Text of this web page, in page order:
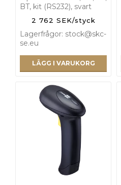
BT, kit (RS232), svart
2 762 SEK/styck
Lagerfrågor: stock@skc-
se.eu
LÄGG I VARUKORG